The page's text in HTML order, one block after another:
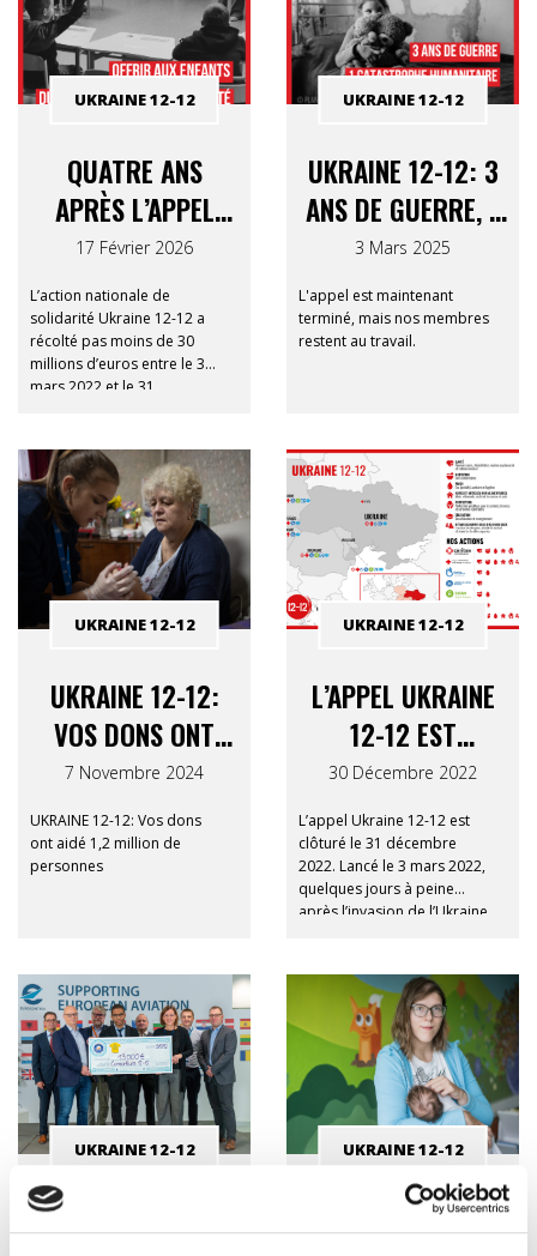
QUATRE ANS
APRÈS L’APPEL
UKRAINE 12-12 :
CE QUE VOTRE
SOUTIEN A RENDU
POSSIBLE
17 Février 2026
L’action nationale de
solidarité Ukraine 12-12 a
récolté pas moins de 30
millions d’euros entre le 3
mars 2022 et le 31
élevé jamais obtenu par le
Consortium 12-12, après
l’appel pour le tsunami de
2004-2005
UKRAINE 12-12
UKRAINE 12-12: 3
ANS DE GUERRE, 1
DÉSASTRE
HUMANITAIRE
3 Mars 2025
L'appel est maintenant
terminé, mais nos membres
restent au travail.
UKRAINE 12-12
UKRAINE 12-12:
VOS DONS ONT
AIDÉ 1,2 MILLION
DE PERSONNES
7 Novembre 2024
UKRAINE 12-12: Vos dons
ont aidé 1,2 million de
personnes
UKRAINE 12-12
L’APPEL UKRAINE
12-12 EST
CLÔTURÉ :
MERCI POUR VOS
DONS !
30 Décembre 2022
L’appel Ukraine 12-12 est
clôturé le 31 décembre
2022. Lancé le 3 mars 2022,
quelques jours à peine
après l’invasion de l’Ukraine
30.459.838 € (en date du 21
décembre 2022). 30 millions
d’euros ont déjà été versés
aux sept organisations
membres du Consortium.
Un immense merci à tous
nos donateurs !
UKRAINE 12-12
UKRAINE 12-12 :
UKRAINE 12-12
UKRAINE 12-12:
UKRAINE 12-12